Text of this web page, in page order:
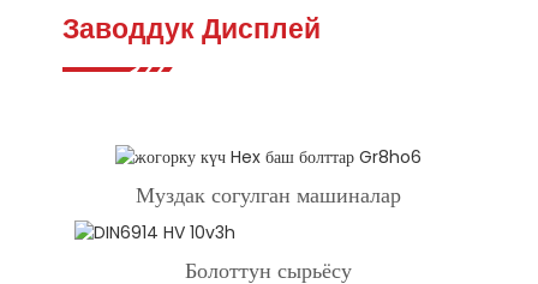
Заводдук Дисплей
Муздак согулган машиналар
Болоттун сырьёсу